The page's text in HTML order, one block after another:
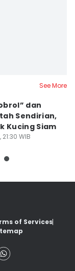
See More
dan
Sendirian,
Kucing Siam
WIB
of Services